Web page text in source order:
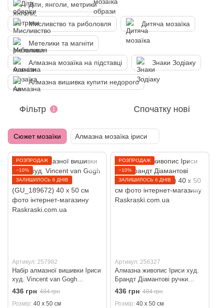
Діти, янголи, метрики
Мисливство та риболовля Дитяча мозаїка
Метелики та магніти
Алмазна мозаїка на підставці Знаки Зодіаку
Алмазна вишивка купити недорого
Фільтр 1 Спочатку нові
Сюжет мозаїки Алмазна мозаїка іриси
РОЗПРОДАЖ
−10%
ЗАЛИШИЛОСЬ 6 ДНІВ
Артикул: 257982
Набір алмазної вишивки Іриси
худ. Vincent van Gogh
Діамантові ручки (GU_189672)
40 х 50 см
436 грн 484 грн
Розмір 40 х 50 см
РОЗПРОДАЖ
−10%
ЗАЛИШИЛОСЬ 6 ДНІВ
Артикул: 256327
Алмазна живопис Іриси худ.
Брандт Діамантові ручки
(GU_189630) 40 х 50 см
436 грн 484 грн
Розмір 40 х 50 см